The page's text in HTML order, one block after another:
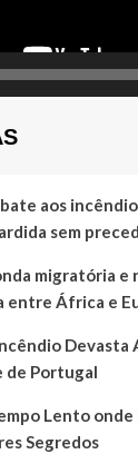
aos
sem
migratória e
entre África e
Devasta
de Portugal
Lento
Segredos